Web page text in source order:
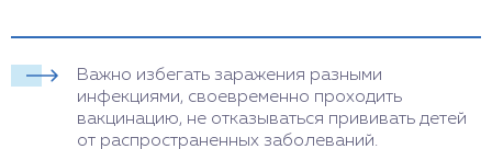
Важно избегать заражения разными
инфекциями, своевременно проходить
вакцинацию, не отказываться прививать детей
от распространенных заболеваний.